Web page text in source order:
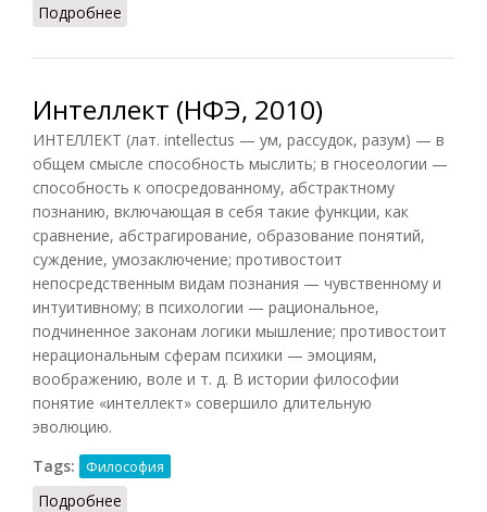
Подробнее
Интеллект (НФЭ, 2010)
ИНТЕЛЛЕКТ (лат. intellectus — ум, рассудок, разум) — в
общем смысле способность мыслить; в гносеологии —
способность к опосредованному, абстрактному
познанию, включающая в себя такие функции, как
сравнение, абстрагирование, образование понятий,
суждение, умозаключение; противостоит
непосредственным видам познания — чувственному и
интуитивному; в психологии — рациональное,
подчиненное законам логики мышление; противостоит
нерациональным сферам психики — эмоциям,
воображению, воле и т. д. В истории философии
понятие «интеллект» совершило длительную
эволюцию.
Tags:
Философия
Подробнее